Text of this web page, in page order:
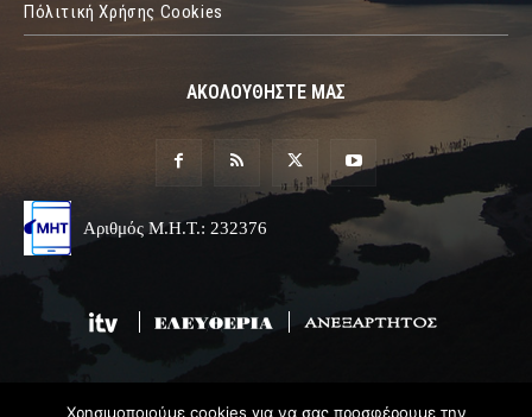
Πόλιτική Χρήσης Cookies
ΑΚΟΛΟΥΘΗΣΤΕ ΜΑΣ
Αριθμός Μ.Η.Τ.: 232376
Χρησιμοποιούμε cookies για να σας προσφέρουμε την